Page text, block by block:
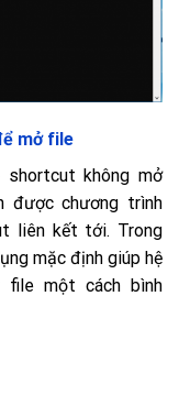
mở file
shortcut không mở
được chương trình
liên kết tới. Trong
mặc định giúp hệ
file một cách bình